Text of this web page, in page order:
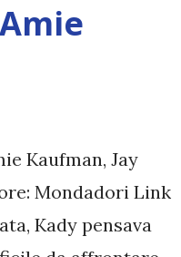
Kaufman, Jay
Mondadori Link
Kady pensava